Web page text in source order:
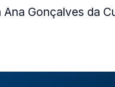
Ana Gonçalves da